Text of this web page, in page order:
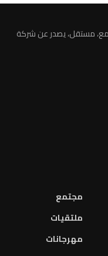
مستقل، يصدر عن شركة
مجتمع
ملتقيات
مهرجانات